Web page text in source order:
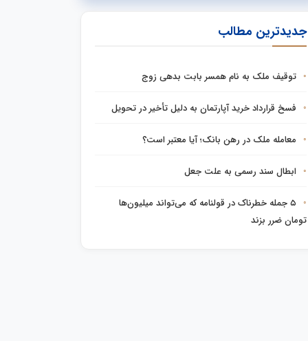
جدیدترین مطالب
توقیف ملک به نام همسر بابت بدهی زوج
فسخ قرارداد خرید آپارتمان به دلیل تأخیر در تحویل
معامله ملک در رهن بانک؛ آیا معتبر است؟
ابطال سند رسمی به علت جعل
۵ جمله خطرناک در قولنامه که می‌تواند میلیون‌ها
تومان ضرر بزند